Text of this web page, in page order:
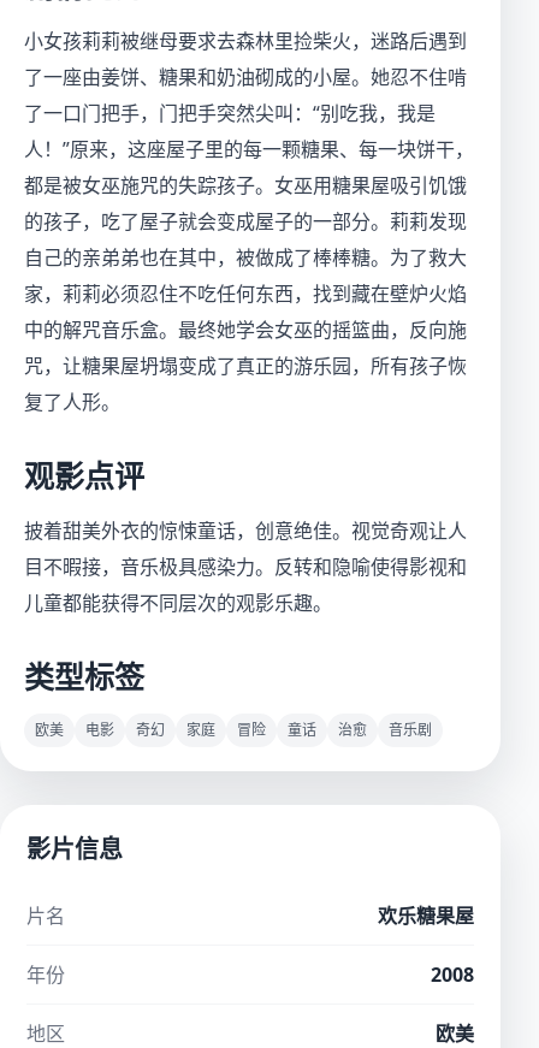
小女孩莉莉被继母要求去森林里捡柴火，迷路后遇到
了一座由姜饼、糖果和奶油砌成的小屋。她忍不住啃
了一口门把手，门把手突然尖叫：“别吃我，我是
人！”原来，这座屋子里的每一颗糖果、每一块饼干，
都是被女巫施咒的失踪孩子。女巫用糖果屋吸引饥饿
的孩子，吃了屋子就会变成屋子的一部分。莉莉发现
自己的亲弟弟也在其中，被做成了棒棒糖。为了救大
家，莉莉必须忍住不吃任何东西，找到藏在壁炉火焰
中的解咒音乐盒。最终她学会女巫的摇篮曲，反向施
咒，让糖果屋坍塌变成了真正的游乐园，所有孩子恢
复了人形。
观影点评
披着甜美外衣的惊悚童话，创意绝佳。视觉奇观让人
目不暇接，音乐极具感染力。反转和隐喻使得影视和
儿童都能获得不同层次的观影乐趣。
类型标签
欧美 电影 奇幻 家庭 冒险 童话 治愈 音乐剧
影片信息
片名 欢乐糖果屋
年份 2008
地区 欧美